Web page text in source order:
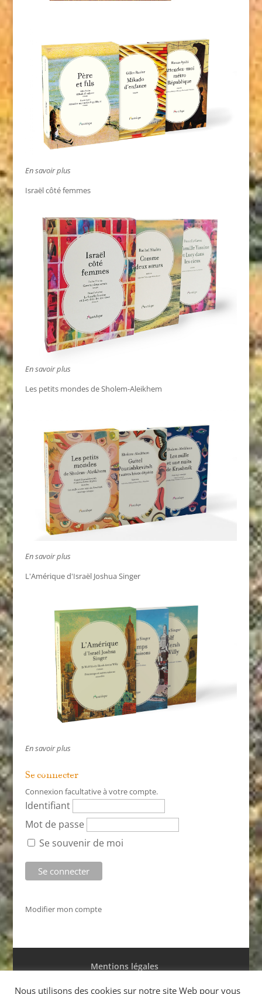
En savoir plus
Israël côté femmes
En savoir plus
Les petits mondes de Sholem-Aleikhem
En savoir plus
L'Amérique d'Israël Joshua Singer
En savoir plus
Se connecter
Connexion facultative à votre compte.
Identifiant
Mot de passe
Se souvenir de moi
Modifier mon compte
Mentions légales
Conditions générales de ventes
Nous utilisons des cookies sur notre site Web pour vous